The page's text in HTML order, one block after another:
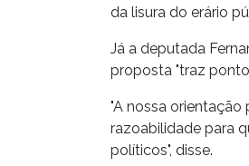
da lisura do erário
Já a deputada
proposta "traz
"A nossa orientação
razoabilidade para
políticos", disse.